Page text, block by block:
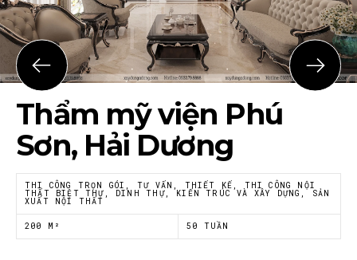
Xu hướng thiết kế nội thất mới nhất tại Việt Nam và trên thế
giới
Họ tên *
Tôi đồng ý với
Á Đông
Thẩm mỹ viện Phú
Sơn, Hải Dương
THI CÔNG TRỌN GÓI, TƯ VẤN, THIẾT KẾ, THI CÔNG NỘI
THẤT BIỆT THỰ, DINH THỰ, KIẾN TRÚC VÀ XÂY DỰNG, SẢN
XUẤT NỘI THẤT
200 M² 50 TUẦN